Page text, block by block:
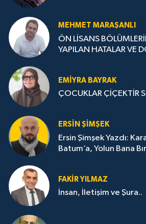
MEHMET MARAŞANLI
ÖN LİSANS
YAPILAN HATALAR VE
EMIYRA BAYRAK
ÇOCUKLAR ÇİÇEKTİR
ERSIN ŞIMŞEK
Ersin Şimşek Yazdı:
Batum’a, Yolun Bana
FAKIR YILMAZ
İnsan, İletişim ve Şura..